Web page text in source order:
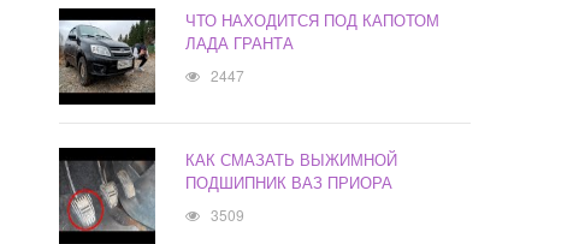
ЧТО НАХОДИТСЯ ПОД КАПОТОМ
ЛАДА ГРАНТА
2447
КАК СМАЗАТЬ ВЫЖИМНОЙ
ПОДШИПНИК ВАЗ ПРИОРА
3509